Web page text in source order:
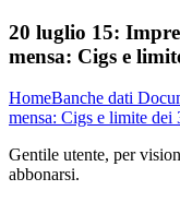
20 luglio 15:
mensa: Cigs e
HomeBanche dati
mensa: Cigs e limite dei
Gentile utente, per
abbonarsi.